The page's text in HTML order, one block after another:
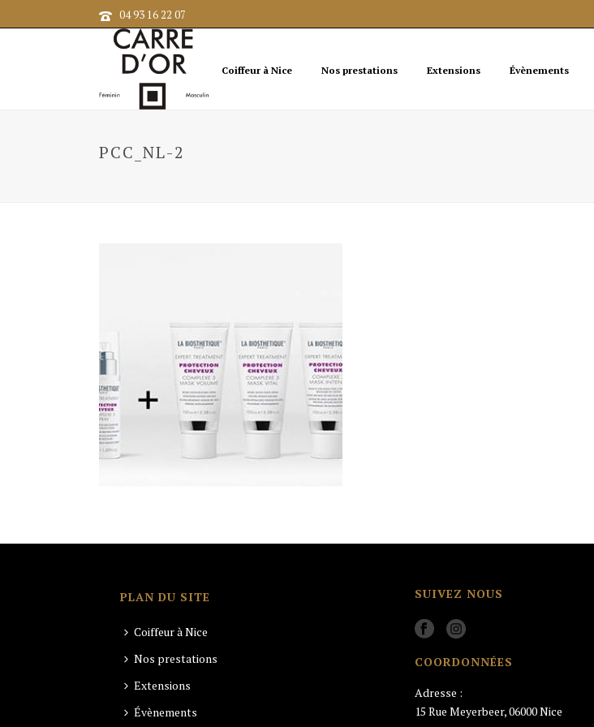
04 93 16 22 07
Coiffeur à Nice Nos prestations Extensions Évènements
PCC_NL-2
PLAN DU SITE
Coiffeur à Nice
Nos prestations
Extensions
Évènements
SUIVEZ NOUS
COORDONNÉES
Adresse :
15 Rue Meyerbeer, 06000 Nice